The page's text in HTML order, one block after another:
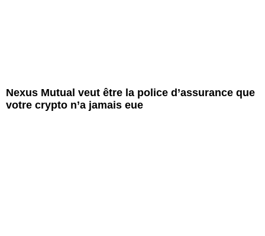
Nexus Mutual veut être la police d’assurance que
votre crypto n’a jamais eue